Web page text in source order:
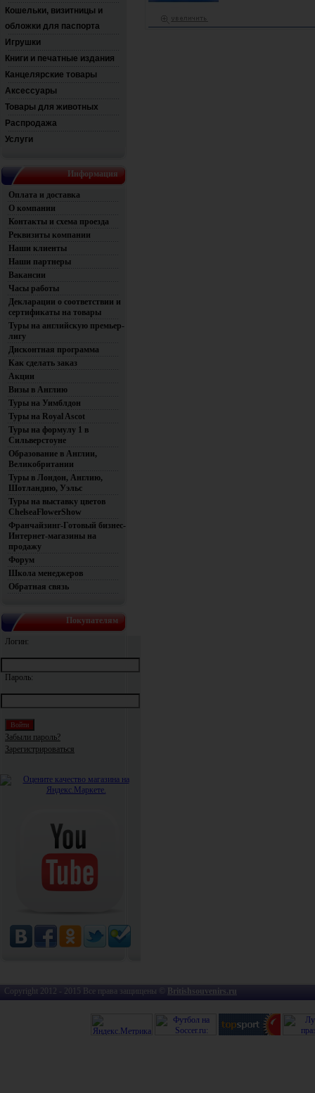
Кошельки, визитницы и
обложки для паспорта
Игрушки
Книги и печатные издания
Канцелярские товары
Аксессуары
Товары для животных
Распродажа
Услуги
Информация
Оплата и доставка
О компании
Контакты и схема проезда
Реквизиты компании
Наши клиенты
Наши партнеры
Вакансии
Часы работы
Декларации о соответствии и
сертификаты на товары
Туры на английскую премьер-
лигу
Дисконтная программа
Как сделать заказ
Акции
Визы в Англию
Туры на Уимблдон
Туры на Royal Ascot
Туры на формулу 1 в
Сильверстоуне
Образование в Англии,
Великобритании
Туры в Лондон, Англию,
Шотландию, Уэльс
Туры на выставку цветов
ChelseaFlowerShow
Франчайзинг-Готовый бизнес-
Интернет-магазины на
продажу
Форум
Школа менеджеров
Обратная связь
Покупателям
Логин:
Пароль:
Забыли пароль?
Зарегистрироваться
Copyright 2012 - 2015 Все права защищены © Britishsouvenirs.ru